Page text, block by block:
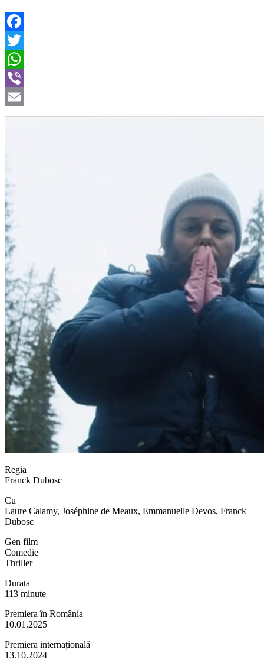
Facebook
Twitter
WhatsApp
Viber
Email
Regia
Franck Dubosc
Cu
Laure Calamy, Joséphine de Meaux, Emmanuelle Devos, Franck
Dubosc
Gen film
Comedie
Thriller
Durata
113 minute
Premiera în România
10.01.2025
Premiera internațională
13.10.2024